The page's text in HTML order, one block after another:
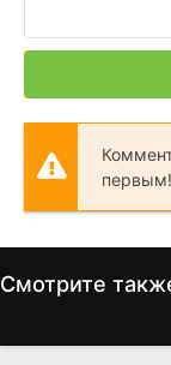
первым!
Смотрите
Мортал Комбат